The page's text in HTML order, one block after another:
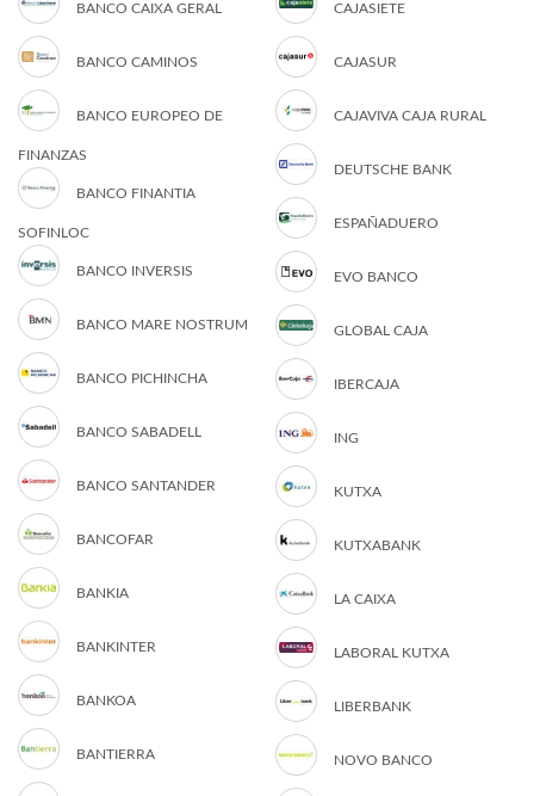
BANCO CAIXA GERAL
BANCO CAMINOS
BANCO EUROPEO DE
FINANZAS
BANCO FINANTIA
SOFINLOC
BANCO INVERSIS
BANCO MARE NOSTRUM
BANCO PICHINCHA
BANCO SABADELL
BANCO SANTANDER
BANCOFAR
BANKIA
BANKINTER
BANKOA
BANTIERRA
CAJASIETE
CAJASUR
CAJAVIVA CAJA RURAL
DEUTSCHE BANK
ESPAÑADUERO
EVO BANCO
GLOBAL CAJA
IBERCAJA
ING
KUTXA
KUTXABANK
LA CAIXA
LABORAL KUTXA
LIBERBANK
NOVO BANCO